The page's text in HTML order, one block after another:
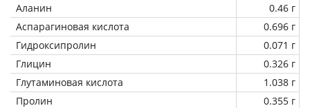
Аланин
0.46 г
Аспарагиновая кислота
0.696 г
Гидроксипролин
0.071 г
Глицин
0.326 г
Глутаминовая кислота
1.038 г
Пролин
0.355 г